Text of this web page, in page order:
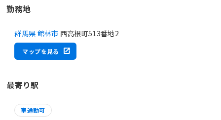
勤務地
群馬県 館林市 西高根町513番地2
マップを見る
最寄り駅
車通勤可